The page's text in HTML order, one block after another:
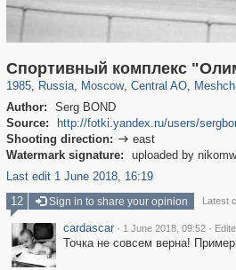
Спортивный комплекс
1985, Russia
1,406,803 29,243
, Moscow
319,864 8,286
, Central AO
160,012 5,916
,
10,185
Author:
Serg BOND
Source:
http://fotki.yandex.ru/users/
Shooting direction:  east
Watermark signature:
uploaded by
Last edit 1 June 2018, 16:19
12 Sign in to share your opinion Latest
cardascar · 1 June 2018, 09:52 ·
Точка не совсем верна!